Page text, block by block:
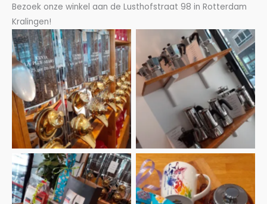
Bezoek onze winkel aan de Lusthofstraat 98 in Rotterdam
Kralingen!
Koffiewinkel met
koffiesilo’s
Espresso potjes voor thuis